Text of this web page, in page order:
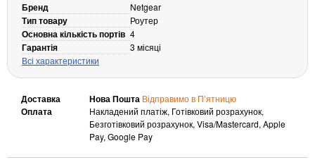
Акумулятори
Зовнішні блоки живлення
Периферійні пристрої
Відеоспостереження
Автономне живлення
Бренд Netgear
Тип товару Роутер
Основна кількість портів 4
Гарантія
3 місяці
Всі характеристики
Доставка Нова Пошта Відправимо в Пʼятницю
Оплата
Накладений платіж, Готівковий розрахунок,
Безготівковий розрахунок, Visa/Mastercard, Apple
Pay, Google Pay